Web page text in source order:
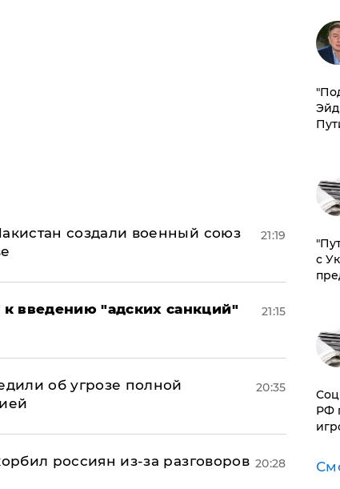
создали военный союз
21:19
введению "адских санкций"
21:15
об угрозе полной
20:35
россиян из-за разговоров 20:28
с
РФ